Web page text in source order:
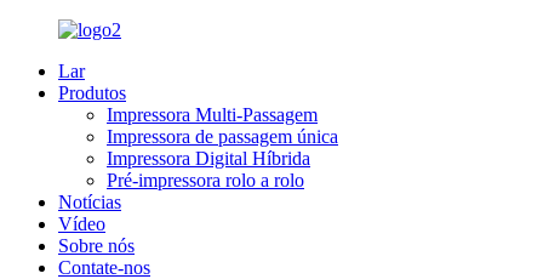
Lar
Produtos
Impressora Multi-Passagem
Impressora de passagem única
Impressora Digital Híbrida
Pré-impressora rolo a rolo
Notícias
Vídeo
Sobre nós
Contate-nos